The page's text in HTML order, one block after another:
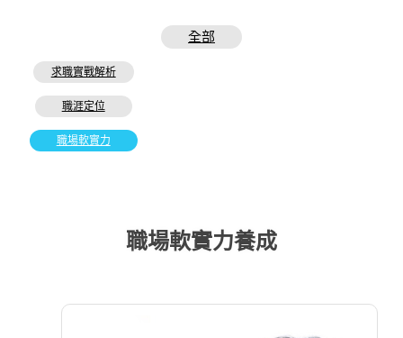
全部
求職實戰解析
職涯定位
職場軟實力
職場軟實力養成